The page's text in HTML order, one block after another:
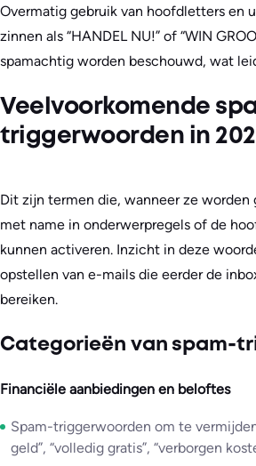
Overmatig gebruik van hoofdletters en
zinnen als “HANDEL NU!” of “WIN
spamachtig worden beschouwd, wat
Veelvoorkomende
triggerwoorden in
Dit zijn termen die, wanneer ze worden
met name in onderwerpregels of de
kunnen activeren. Inzicht in deze
opstellen van e-mails die eerder de
bereiken.
Categorieën van spam-
Financiële aanbiedingen en beloftes
Spam-triggerwoorden om te
geld”, “volledig gratis”, “verborgen